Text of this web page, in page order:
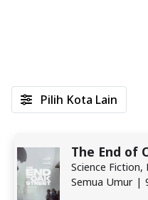
The End of
Science
Semua Umur |
Pilih Kota Lain